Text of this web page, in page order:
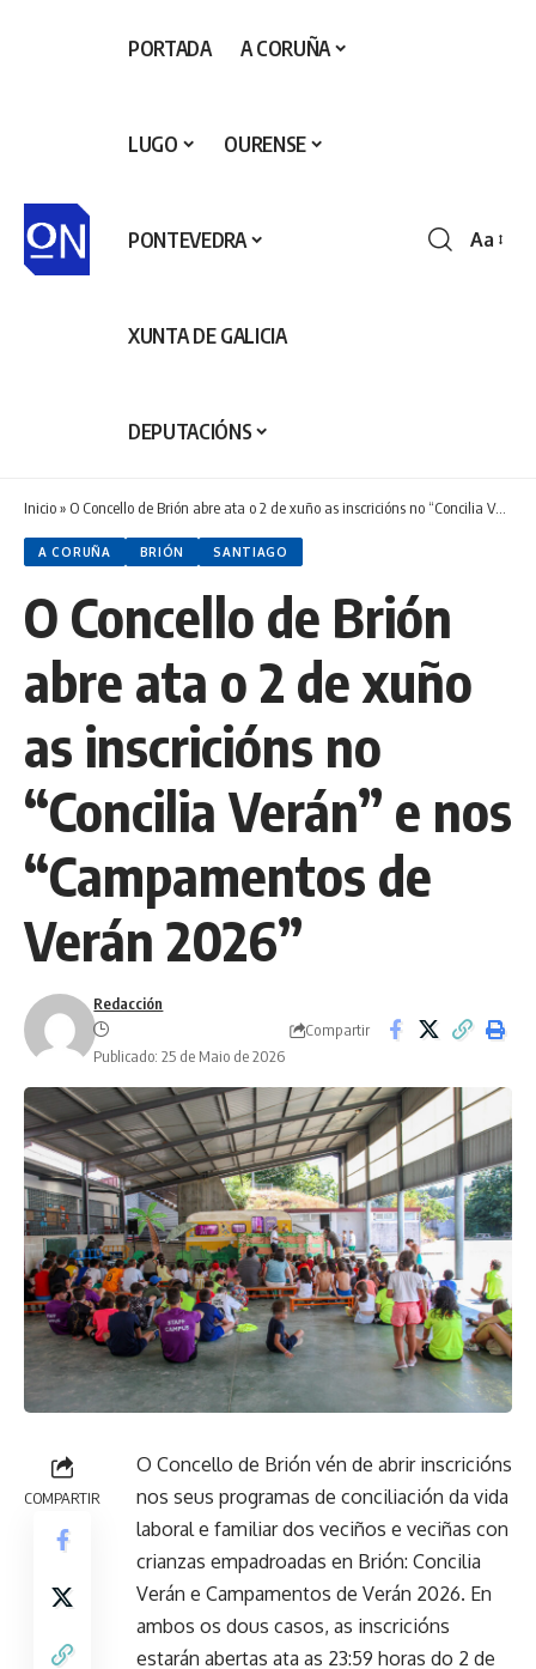
PORTADA A CORUÑA
LUGO OURENSE
PONTEVEDRA
XUNTA DE GALICIA
DEPUTACIÓNS
Aa
Inicio» O Concello de Brión abre ata o 2 de xuño as inscricións no “Concilia Verán” e nos “Campamentos de Verán 2026”
A CORUÑA BRIÓN SANTIAGO
O Concello de Brión
abre ata o 2 de xuño
as inscricións no
“Concilia Verán” e nos
“Campamentos de
Verán 2026”
Redacción
Publicado: 25 de Maio de 2026
Compartir
COMPARTIR
O Concello de Brión vén de abrir inscricións
nos seus programas de conciliación da vida
laboral e familiar dos veciños e veciñas con
crianzas empadroadas en Brión: Concilia
Verán e Campamentos de Verán 2026. En
ambos os dous casos, as inscricións
estarán abertas ata as 23:59 horas do 2 de